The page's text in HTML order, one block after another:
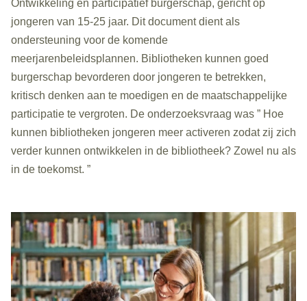
Ontwikkeling en participatief burgerschap, gericht op
jongeren van 15-25 jaar. Dit document dient als
ondersteuning voor de komende
meerjarenbeleidsplannen. Bibliotheken kunnen goed
burgerschap bevorderen door jongeren te betrekken,
kritisch denken aan te moedigen en de maatschappelijke
participatie te vergroten. De onderzoeksvraag was ” Hoe
kunnen bibliotheken jongeren meer activeren zodat zij zich
verder kunnen ontwikkelen in de bibliotheek? Zowel nu als
in de toekomst. ”